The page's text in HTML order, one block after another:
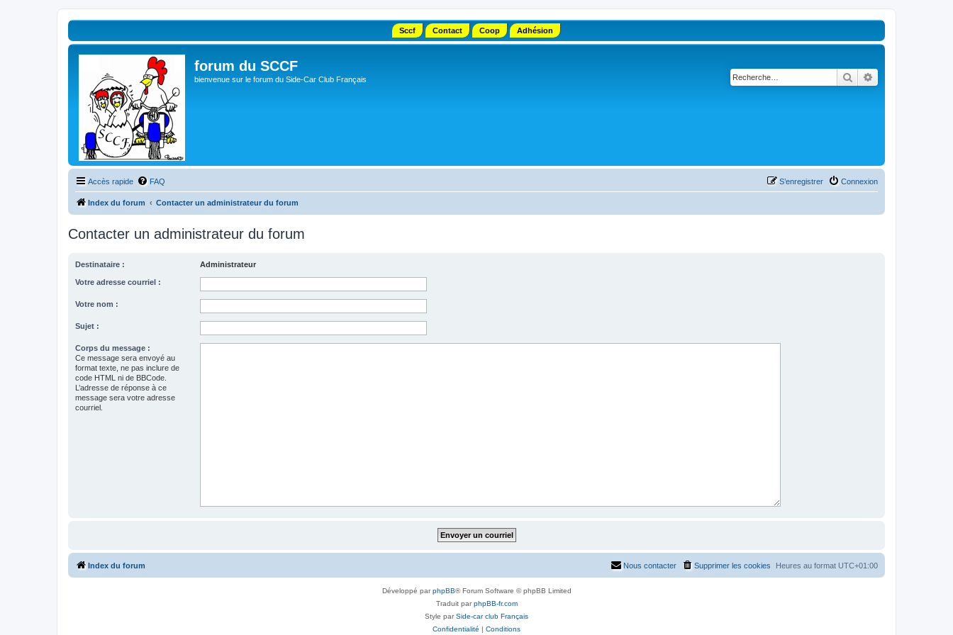
Sccf Contact Coop Adhésion
forum du SCCF
bienvenue sur le forum du Side-Car Club Français Rechercher
Accès rapide FAQ Connexion
S’enregistrer
Index du forum Contacter un administrateur du forum
Contacter un administrateur du forum
Destinataire : Administrateur
Votre adresse courriel :
Votre nom :
Sujet :
Corps du message :
Ce message sera envoyé au
format texte, ne pas inclure de
code HTML ni de BBCode.
L’adresse de réponse à ce
message sera votre adresse
courriel.
Index du forum Heures au format UTC+01:00
Supprimer les cookies
Nous contacter
Développé parphpBB® Forum Software © phpBB Limited
Traduit parphpBB-fr.com
Style parSide-car club Français
Confidentialité | Conditions